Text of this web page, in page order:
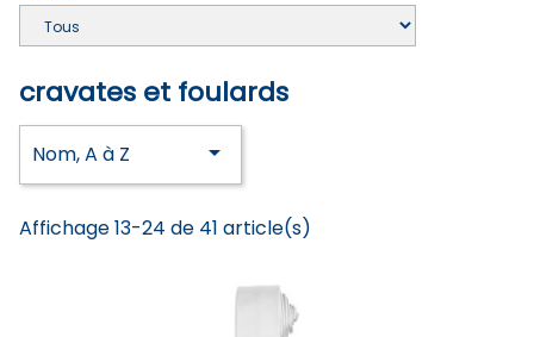
cravates et foulards
Nom, A à Z 
Affichage 13-24 de 41 article(s)